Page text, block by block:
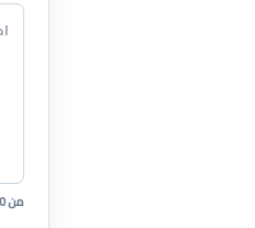
من 30 إلى 1000 حرف — لا تُقبل الروابط أو أكواد HTML.